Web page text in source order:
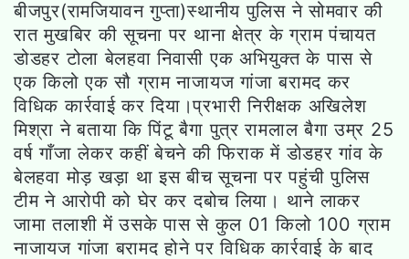
बीजपुर(रामजियावन गुप्ता)स्थानीय पुलिस ने सोमवार की
रात मुखबिर की सूचना पर थाना क्षेत्र के ग्राम पंचायत
डोडहर टोला बेलहवा निवासी एक अभियुक्त के पास से
एक किलो एक सौ ग्राम नाजायज गांजा बरामद कर
विधिक कार्रवाई कर दिया।प्रभारी निरीक्षक अखिलेश
मिश्रा ने बताया कि पिंटू बैगा पुत्र रामलाल बैगा उम्र 25
वर्ष गाँजा लेकर कहीं बेचने की फिराक में डोडहर गांव के
बेलहवा मोड़ खड़ा था इस बीच सूचना पर पहुंची पुलिस
टीम ने आरोपी को घेर कर दबोच लिया। थाने लाकर
जामा तलाशी में उसके पास से कुल 01 किलो 100 ग्राम
नाजायज गांजा बरामद होने पर विधिक कार्रवाई के बाद